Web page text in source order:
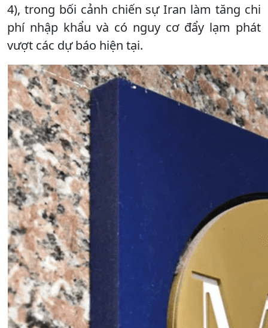
4), trong bối cảnh chiến sự Iran làm tăng chi
phí nhập khẩu và có nguy cơ đẩy lạm phát
vượt các dự báo hiện tại.